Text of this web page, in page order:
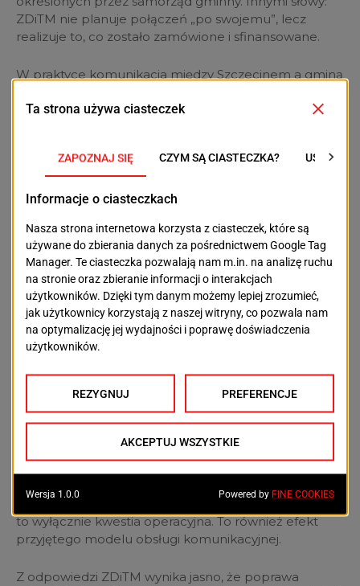
ZDiTM nie planuje połączeń „po swojemu”, lecz
realizuje to, co zostało zamówione i sfinansowane.
W praktyce komunikacja między Szczecinem a gminą
kursów, częstotliwość, trasy i godziny funkcjonowania
kursów, poprawa regularności, nowe połączenia czy
rozszerzenie oferty na wieczory i weekendy oznaczają
konieczność nowych ustaleń i — co kluczowe —
ZDiTM w swojej odpowiedzi wskazuje także na inne
czynniki, które wpływają na funkcjonowanie
transportu: sytuację kadrową kierowców, dostępność
taboru, uwarunkowania drogowe. Jednak wprost
zaznacza, że jest w stałym kontakcie z gminą i w
przypadku zgłoszenia potrzeby zmian, jest gotowy je
To odwraca perspektywę. Problem nie leży wyłącznie
w organizacji przewozów, ale w decyzjach
jest gotowa finansować. W tym kontekście skargi
autobus nie przyjeżdża, jeśli kursów jest zbyt mało,
jeśli po godzinie 20 trudno wrócić do domu — nie jest
to wyłącznie kwestia operacyjna. To również efekt
przyjętego modelu obsługi komunikacyjnej.
Z odpowiedzi ZDiTM wynika jasno, że poprawa